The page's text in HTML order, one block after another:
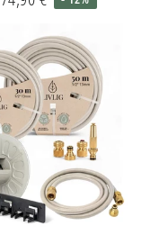
Normaler
Preis
Sonderpreis